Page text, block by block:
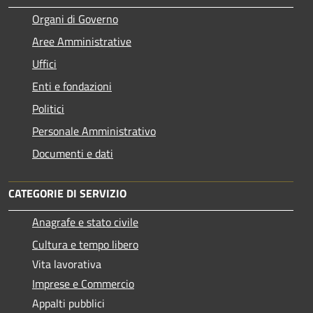
Organi di Governo
Aree Amministrative
Uffici
Enti e fondazioni
Politici
Personale Amministrativo
Documenti e dati
CATEGORIE DI SERVIZIO
Anagrafe e stato civile
Cultura e tempo libero
Vita lavorativa
Imprese e Commercio
Appalti pubblici